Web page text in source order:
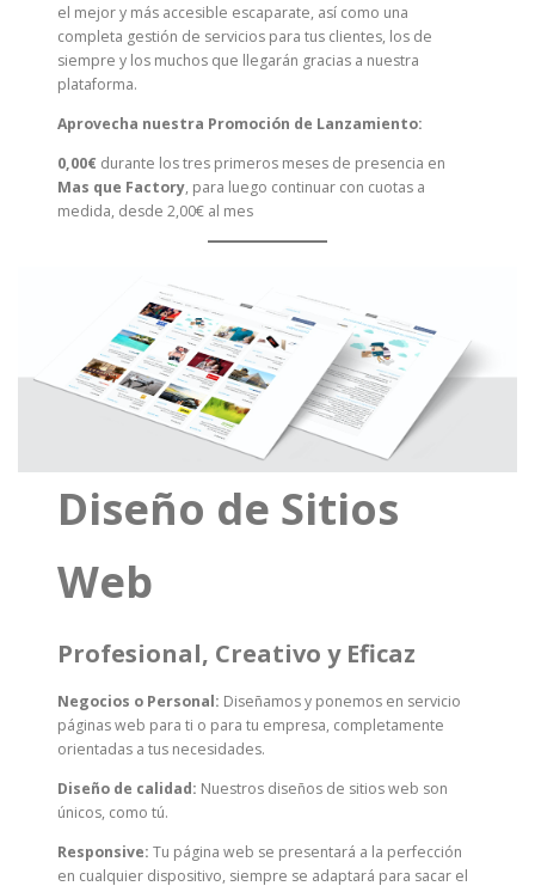
el mejor y más accesible escaparate, así como una
completa gestión de servicios para tus clientes, los de
siempre y los muchos que llegarán gracias a nuestra
plataforma.
Aprovecha nuestra Promoción de Lanzamiento:
0,00€ durante los tres primeros meses de presencia en
Mas que Factory, para luego continuar con cuotas a
medida, desde 2,00€ al mes
Diseño de Sitios
Web
Profesional, Creativo y Eficaz
Negocios o Personal: Diseñamos y ponemos en servicio
páginas web para ti o para tu empresa, completamente
orientadas a tus necesidades.
Diseño de calidad: Nuestros diseños de sitios web son
únicos, como tú.
Responsive: Tu página web se presentará a la perfección
en cualquier dispositivo, siempre se adaptará para sacar el